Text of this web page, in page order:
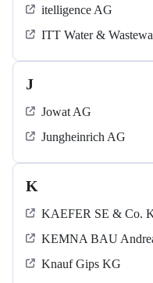
itelligence AG
ITT Water &
J
Jowat AG
Jungheinrich AG
K
KAEFER SE & Co.
KEMNA BAU
Knauf Gips KG